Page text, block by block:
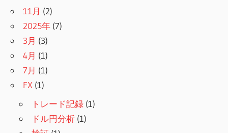
11月 (2)
2025年 (7)
3月 (3)
4月 (1)
7月 (1)
FX (1)
トレード記録 (1)
ドル円分析 (1)